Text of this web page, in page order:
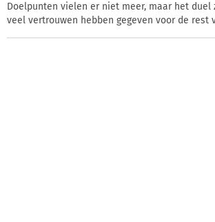
Doelpunten vielen er niet meer, maar het duel
veel vertrouwen hebben gegeven voor de rest